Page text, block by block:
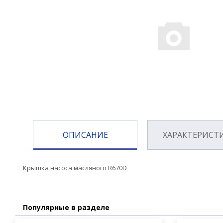
ОПИСАНИЕ
Крышка насоса масляного R670D
Популярные в разделе